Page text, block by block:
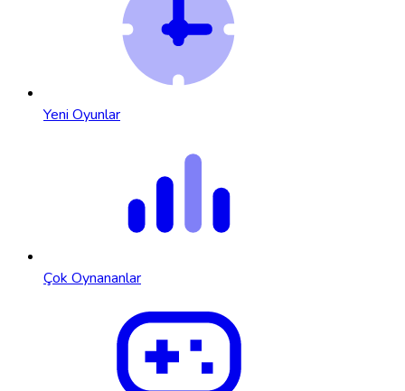
Yeni Oyunlar
Çok Oynananlar